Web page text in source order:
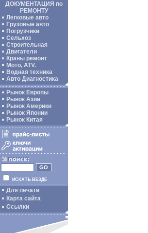
ДОКУМЕНТАЦИЯ по
РЕМОНТУ
Легковые авто
Грузовые авто
Погрузчики
Сельхоз
Строительная
Двигатели
Краны ремонт
Мото, ATV.
Водная техника
Авто Диагностика
Рынок Европы
Рынок Азии
Рынок Америки
Рынок Японии
Рынок Китая
ИСКАТЬ ВЕЗДЕ
Для печати
Карта сайта
Ссылки